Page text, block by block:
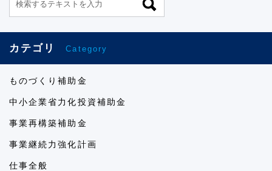
カテゴリ Category
ものづくり補助金
中小企業省力化投資補助金
事業再構築補助金
事業継続力強化計画
仕事全般